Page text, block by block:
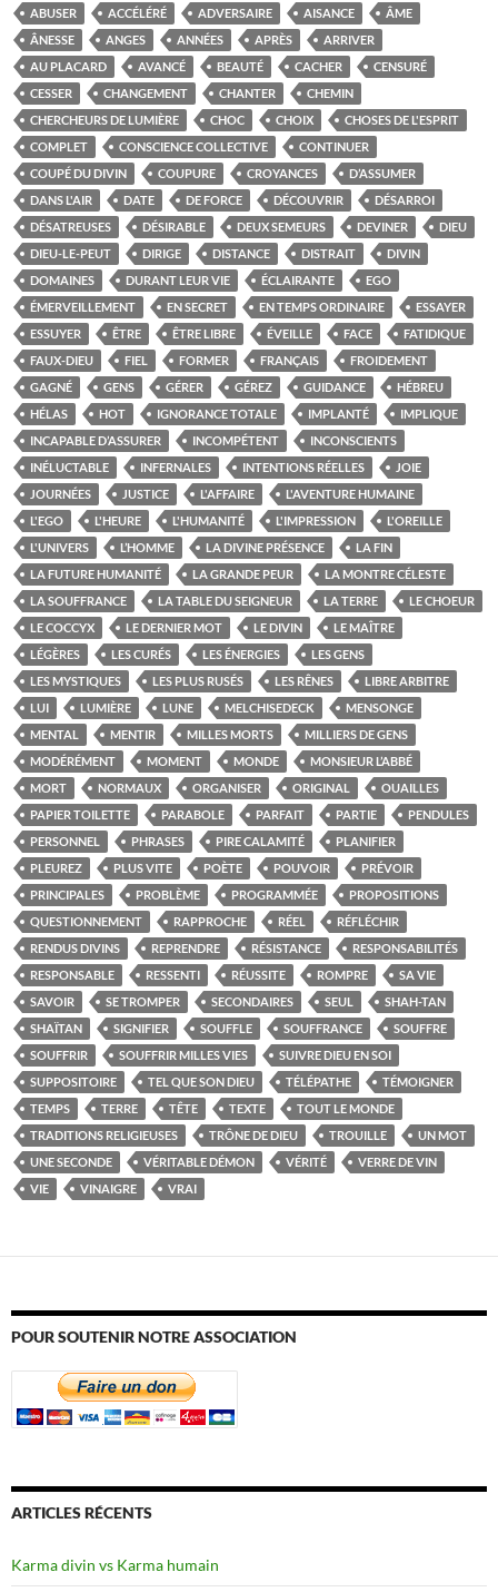
ABUSER ACCÉLÉRÉ ADVERSAIRE AISANCE
ÂME
ÂNESSE
ANGES ANNÉES APRÈS
ARRIVER
AU PLACARD
AVANCÉ BEAUTÉ CACHER
CENSURÉ
CESSER
CHANGEMENT CHANTER
CHEMIN
CHERCHEURS DE LUMIÈRE
CHOC CHOIX
CHOSES DE L'ESPRIT
COMPLET
CONSCIENCE COLLECTIVE
CONTINUER
COUPÉ DU DIVIN
COUPURE CROYANCES
D’ASSUMER
DANS L'AIR
DATE DE FORCE DÉCOUVRIR
DÉSARROI
DÉSATREUSES
DÉSIRABLE DEUX SEMEURS DEVINER
DIEU
DIEU-LE-PEUT
DIRIGE DISTANCE DISTRAIT
DIVIN
DOMAINES
DURANT LEUR VIE ÉCLAIRANTE
EGO
ÉMERVEILLEMENT
EN SECRET EN TEMPS ORDINAIRE
ESSAYER
ESSUYER
ÊTRE ÊTRE LIBRE ÉVEILLE FACE
FATIDIQUE
FAUX-DIEU
FIEL FORMER FRANÇAIS
FROIDEMENT
GAGNÉ
GENS GÉRER GÉREZ GUIDANCE
HÉBREU
HÉLAS
HOT IGNORANCE TOTALE IMPLANTÉ
IMPLIQUE
INCAPABLE D’ASSURER
INCOMPÉTENT
INCONSCIENTS
INÉLUCTABLE
INFERNALES INTENTIONS RÉELLES
JOIE
JOURNÉES
JUSTICE L'AFFAIRE
L'AVENTURE HUMAINE
L'EGO
L'HEURE L'HUMANITÉ L'IMPRESSION
L'OREILLE
L'UNIVERS
L’HOMME LA DIVINE PRÉSENCE
LA FIN
LA FUTURE HUMANITÉ
LA GRANDE PEUR
LA MONTRE CÉLESTE
LA SOUFFRANCE
LA TABLE DU SEIGNEUR LA TERRE
LE CHOEUR
LE COCCYX
LE DERNIER MOT LE DIVIN
LE MAÎTRE
LÉGÈRES
LES CURÉS LES ÉNERGIES
LES GENS
LES MYSTIQUES
LES PLUS RUSÉS LES RÊNES
LIBRE ARBITRE
LUI
LUMIÈRE LUNE MELCHISEDECK
MENSONGE
MENTAL
MENTIR MILLES MORTS
MILLIERS DE GENS
MODÉRÉMENT
MOMENT MONDE
MONSIEUR L’ABBÉ
MORT
NORMAUX ORGANISER ORIGINAL
OUAILLES
PAPIER TOILETTE
PARABOLE PARFAIT PARTIE
PENDULES
PERSONNEL
PHRASES PIRE CALAMITÉ
PLANIFIER
PLEUREZ
PLUS VITE POÈTE POUVOIR
PRÉVOIR
PRINCIPALES
PROBLÈME PROGRAMMÉE
PROPOSITIONS
QUESTIONNEMENT
RAPPROCHE RÉEL
RÉFLÉCHIR
RENDUS DIVINS
REPRENDRE RÉSISTANCE
RESPONSABILITÉS
RESPONSABLE
RESSENTI RÉUSSITE ROMPRE
SA VIE
SAVOIR
SE TROMPER SECONDAIRES SEUL
SHAH-TAN
SHAÏTAN
SIGNIFIER SOUFFLE SOUFFRANCE
SOUFFRE
SOUFFRIR
SOUFFRIR MILLES VIES
SUIVRE DIEU EN SOI
SUPPOSITOIRE
TEL QUE SON DIEU TÉLÉPATHE
TÉMOIGNER
TEMPS
TERRE TÊTE TEXTE
TOUT LE MONDE
TRADITIONS RELIGIEUSES
TRÔNE DE DIEU TROUILLE
UN MOT
UNE SECONDE
VÉRITABLE DÉMON VÉRITÉ
VERRE DE VIN
VIE
VINAIGRE VRAI
POUR SOUTENIR NOTRE ASSOCIATION
ARTICLES RÉCENTS
Karma divin vs Karma humain